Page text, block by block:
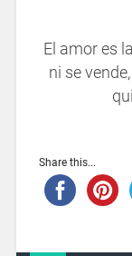
El amor es
ni se
Share this...